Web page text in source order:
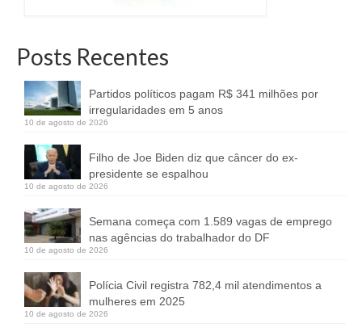
Posts Recentes
Partidos políticos pagam R$ 341 milhões por
irregularidades em 5 anos
10 de agosto de 2026
Filho de Joe Biden diz que câncer do ex-
presidente se espalhou
10 de agosto de 2026
Semana começa com 1.589 vagas de emprego
nas agências do trabalhador do DF
10 de agosto de 2026
Polícia Civil registra 782,4 mil atendimentos a
mulheres em 2025
10 de agosto de 2026